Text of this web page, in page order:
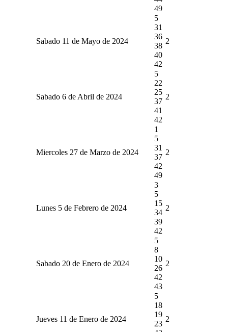
49
Sabado 11 de Mayo de 2024
5
31
36
38
40
42
2
Sabado 6 de Abril de 2024
5
22
25
37
41
42
2
Miercoles 27 de Marzo de 2024
1
5
31
37
42
49
2
Lunes 5 de Febrero de 2024
3
5
15
34
39
42
2
Sabado 20 de Enero de 2024
5
8
10
26
42
43
2
Jueves 11 de Enero de 2024
5
18
19
23
2